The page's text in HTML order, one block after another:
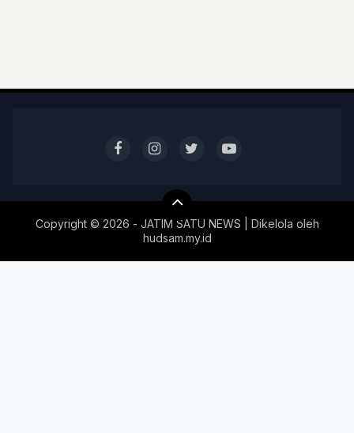
Copyright © 2026 - JATIM SATU NEWS | Dikelola oleh
hudsam.my.id